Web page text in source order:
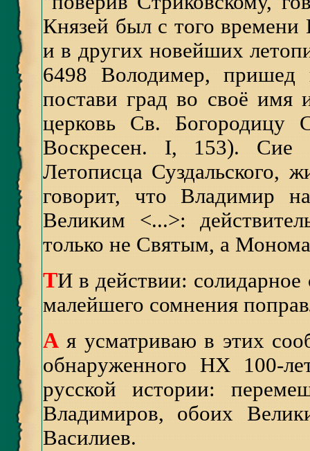
Князей был с того
и в других новейших
6498 Володимер, пришед
постави град во своё
церковь Св. Богородицу
Воскресен. I, 153). Сие
Летописца Суздальского,
говорит, что Владимир
Великим <...>:
только не Святым, а
ТИ в действии:
малейшего сомнения
А я усматриваю в этих
обнаруженного НХ 100-
русской истории:
Владимиров, обоих
Василиев.